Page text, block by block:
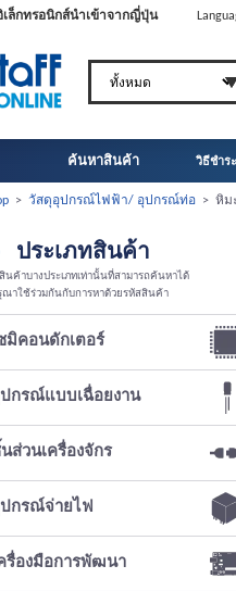
ล็กทรอนิกส์นำเข้าจากญี่ปุ่น
ค้นหาสินค้า วิธีชำร
> วัสดุอุปกรณ์ไฟฟ้า/ อุปกรณ์ท่อ > หิม
ประเภทสินค้า
นค้าบางประเภทเท่านั้นที่สามารถค้นหาได้
ณาใช้ร่วมกันกับการหาด้วยรหัสสินค้า
มิคอนดักเตอร์
กรณ์แบบเฉื่อยงาน
ส่วนเครื่องจักร
กรณ์จ่ายไฟ
รื่องมือการพัฒนา